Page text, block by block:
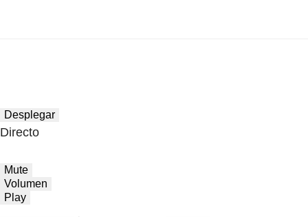
Desplegar
Directo
Mute
Volumen
Play